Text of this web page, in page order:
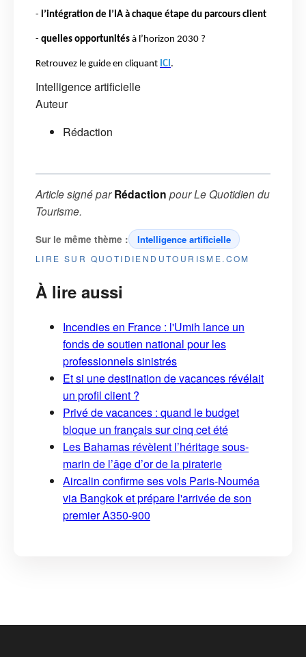
- l’intégration de l’IA à chaque étape du parcours client
- quelles opportunités à l’horizon 2030 ?
Retrouvez le guide en cliquant ICI.
Intelligence artificielle
Auteur
Rédaction
Article signé parRédaction pourLe Quotidien du
Tourisme.
Sur le même thème : Intelligence artificielle
LIRE SUR QUOTIDIENDUTOURISME.COM
À lire aussi
Incendies en France : l'Umih lance un
fonds de soutien national pour les
professionnels sinistrés
Et si une destination de vacances révélait
un profil client ?
Privé de vacances : quand le budget
bloque un français sur cinq cet été
Les Bahamas révèlent l’héritage sous-
marin de l’âge d’or de la piraterie
Aircalin confirme ses vols Paris-Nouméa
via Bangkok et prépare l'arrivée de son
premier A350-900